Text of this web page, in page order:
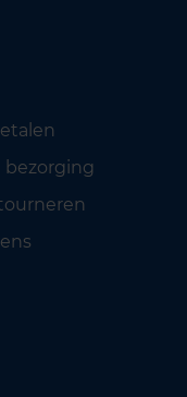
bezorging